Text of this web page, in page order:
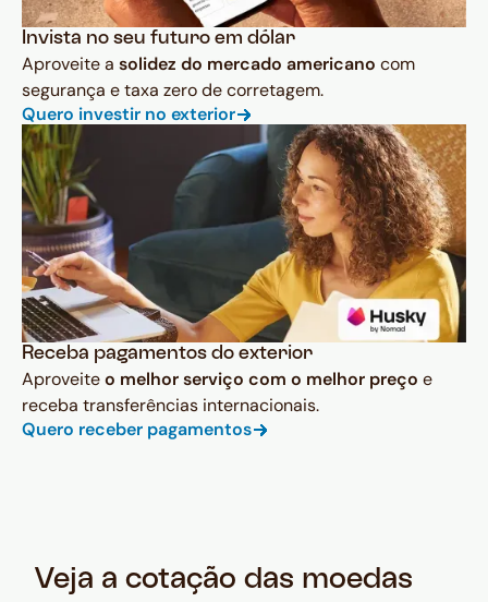
Invista no seu futuro em dólar
Aproveite a solidez do mercado americano com
segurança e taxa zero de corretagem.
Quero investir no exterior
Receba pagamentos do exterior
Aproveiteo melhor serviço com o melhor preço e
receba transferências internacionais.
Quero receber pagamentos
Veja a cotação das moedas